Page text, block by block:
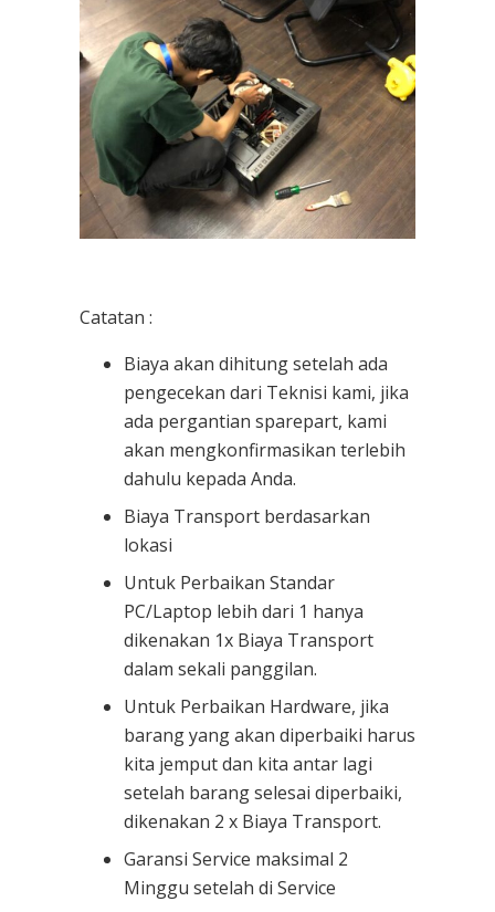
Catatan :
Biaya akan dihitung setelah ada
pengecekan dari Teknisi kami, jika
ada pergantian sparepart, kami
akan mengkonfirmasikan terlebih
dahulu kepada Anda.
Biaya Transport berdasarkan
lokasi
Untuk Perbaikan Standar
PC/Laptop lebih dari 1 hanya
dikenakan 1x Biaya Transport
dalam sekali panggilan.
Untuk Perbaikan Hardware, jika
barang yang akan diperbaiki harus
kita jemput dan kita antar lagi
setelah barang selesai diperbaiki,
dikenakan 2 x Biaya Transport.
Garansi Service maksimal 2
Minggu setelah di Service